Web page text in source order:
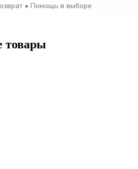
• Помощь в выборе
товары